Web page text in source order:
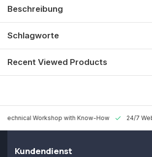
Beschreibung
Schlagworte
Recent Viewed Products
Technical Workshop with Know-How 24/7
Kundendienst